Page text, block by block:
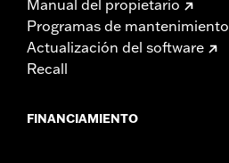
Manual del propietario
Programas de mantenimiento
Actualización del software
Recall
FINANCIAMIENTO